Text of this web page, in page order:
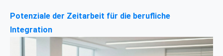
Potenziale der Zeitarbeit für die berufliche
Integration